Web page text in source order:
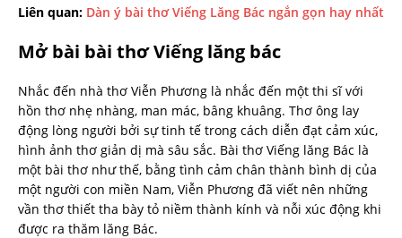
Liên quan: Dàn ý bài thơ Viếng Lăng Bác ngắn gọn hay nhất
Mở bài bài thơ Viếng lăng bác
Nhắc đến nhà thơ Viễn Phương là nhắc đến một thi sĩ với
hồn thơ nhẹ nhàng, man mác, bâng khuâng. Thơ ông lay
động lòng người bởi sự tinh tế trong cách diễn đạt cảm xúc,
hình ảnh thơ giản dị mà sâu sắc. Bài thơ Viếng lăng Bác là
một bài thơ như thế, bằng tình cảm chân thành bình dị của
một người con miền Nam, Viễn Phương đã viết nên những
vần thơ thiết tha bày tỏ niềm thành kính và nỗi xúc động khi
được ra thăm lăng Bác.